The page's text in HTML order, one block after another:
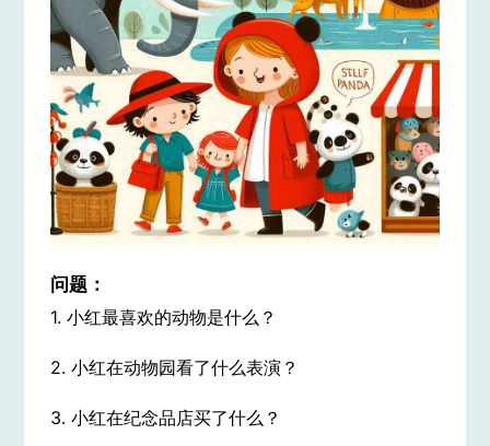
问题：
1. 小红最喜欢的动物是什么？
2. 小红在动物园看了什么表演？
3. 小红在纪念品店买了什么？